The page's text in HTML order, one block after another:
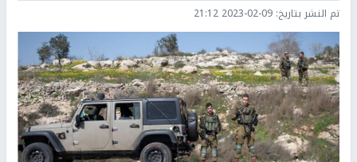
تم النشر بتاريخ: 2023-02-09 21:12